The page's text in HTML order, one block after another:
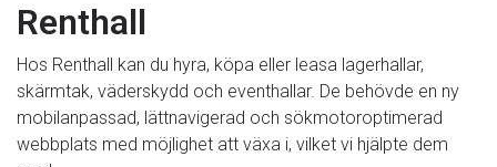
Renthall
Hos Renthall kan du hyra, köpa eller leasa lagerhallar,
skärmtak, väderskydd och eventhallar. De behövde en ny
mobilanpassad, lättnavigerad och sökmotoroptimerad
webbplats med möjlighet att växa i, vilket vi hjälpte dem